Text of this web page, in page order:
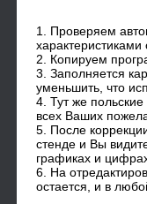
1. Проверяем
2. Копируем
3. Заполняется
уменьшить, что
4. Тут же
всех Ваших
5. После
стенде и Вы
графиках и
6. На
остается, и в